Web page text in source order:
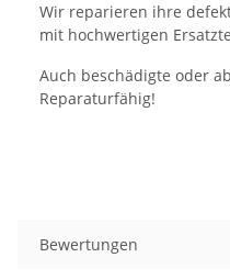
Wir reparieren ihre
mit hochwertigen
Auch beschädigte oder
Reparaturfähig!
Bewertungen